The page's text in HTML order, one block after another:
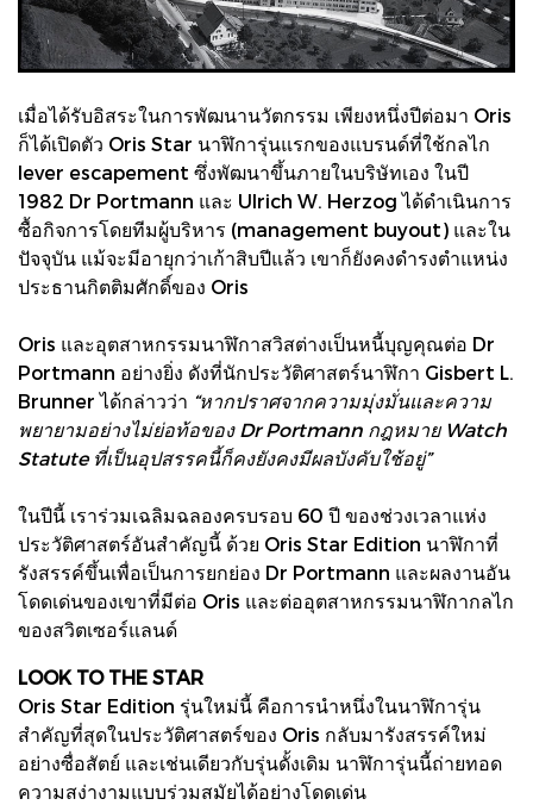
เมื่อได้รับอิสระในการพัฒนานวัตกรรม เพียงหนึ่งปีต่อมา Oris
ก็ได้เปิดตัว Oris Star นาฬิการุ่นแรกของแบรนด์ที่ใช้กลไก
lever escapement ซึ่งพัฒนาขึ้นภายในบริษัทเอง ในปี
1982 Dr Portmann และ Ulrich W. Herzog ได้ดำเนินการ
ซื้อกิจการโดยทีมผู้บริหาร (management buyout) และใน
ปัจจุบัน แม้จะมีอายุกว่าเก้าสิบปีแล้ว เขาก็ยังคงดำรงตำแหน่ง
ประธานกิตติมศักดิ์ของ Oris
Oris และอุตสาหกรรมนาฬิกาสวิสต่างเป็นหนี้บุญคุณต่อ Dr
Portmann อย่างยิ่ง ดังที่นักประวัติศาสตร์นาฬิกา Gisbert L.
Brunner ได้กล่าวว่า “หากปราศจากความมุ่งมั่นและความ
พยายามอย่างไม่ย่อท้อของ Dr Portmann กฎหมาย Watch
Statute ที่เป็นอุปสรรคนี้ก็คงยังคงมีผลบังคับใช้อยู่”
ในปีนี้ เราร่วมเฉลิมฉลองครบรอบ 60 ปี ของช่วงเวลาแห่ง
ประวัติศาสตร์อันสำคัญนี้ ด้วย Oris Star Edition นาฬิกาที่
รังสรรค์ขึ้นเพื่อเป็นการยกย่อง Dr Portmann และผลงานอัน
โดดเด่นของเขาที่มีต่อ Oris และต่ออุตสาหกรรมนาฬิกากลไก
ของสวิตเซอร์แลนด์
LOOK TO THE STAR
Oris Star Edition รุ่นใหม่นี้ คือการนำหนึ่งในนาฬิการุ่น
สำคัญที่สุดในประวัติศาสตร์ของ Oris กลับมารังสรรค์ใหม่
อย่างซื่อสัตย์ และเช่นเดียวกับรุ่นดั้งเดิม นาฬิการุ่นนี้ถ่ายทอด
ความสง่างามแบบร่วมสมัยได้อย่างโดดเด่น